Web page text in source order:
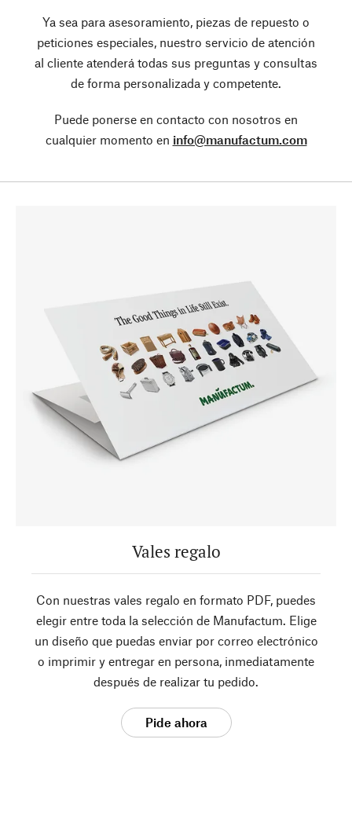
Ya sea para asesoramiento, piezas de repuesto o
peticiones especiales, nuestro servicio de atención
al cliente atenderá todas sus preguntas y consultas
de forma personalizada y competente.
Puede ponerse en contacto con nosotros en
cualquier momento en info@manufactum.com
Vales regalo
Con nuestras vales regalo en formato PDF, puedes
elegir entre toda la selección de Manufactum. Elige
un diseño que puedas enviar por correo electrónico
o imprimir y entregar en persona, inmediatamente
después de realizar tu pedido.
Pide ahora